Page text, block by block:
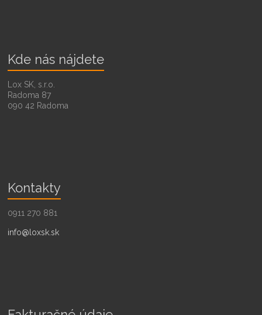
Kde nás nájdete
Lox SK, s.r.o.
Radoma 87
090 42 Radoma
Kontakty
0911 270 881
info@loxsk.sk